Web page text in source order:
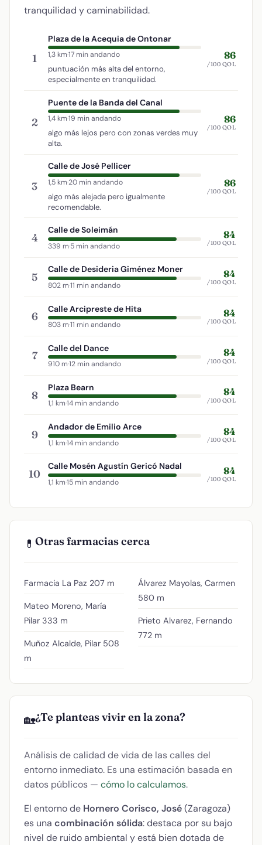
tranquilidad y caminabilidad.
1
Plaza de la Acequia de Ontonar
1,3 km·17 min andando
puntuación más alta del entorno,
especialmente en tranquilidad.
86
/100 QOL
2
Puente de la Banda del Canal
1,4 km·19 min andando
algo más lejos pero con zonas verdes muy
alta.
86
/100 QOL
3
Calle de José Pellicer
1,5 km·20 min andando
algo más alejada pero igualmente
recomendable.
86
/100 QOL
4
Calle de Soleimán
339 m·5 min andando
84
/100 QOL
5
Calle de Desideria Giménez Moner
802 m·11 min andando
84
/100 QOL
6
Calle Arcipreste de Hita
803 m·11 min andando
84
/100 QOL
7
Calle del Dance
910 m·12 min andando
84
/100 QOL
8
Plaza Bearn
1,1 km·14 min andando
84
/100 QOL
9
Andador de Emilio Arce
1,1 km·14 min andando
84
/100 QOL
10
Calle Mosén Agustín Gericó Nadal
1,1 km·15 min andando
84
/100 QOL
💊 Otras farmacias cerca
Farmacia La Paz 207 m
Mateo Moreno, María
Pilar 333 m
Muñoz Alcalde, Pilar 508
m
Álvarez Mayolas, Carmen
580 m
Prieto Alvarez, Fernando
772 m
🏡¿Te planteas vivir en la zona?
Análisis de calidad de vida de las calles del
entorno inmediato. Es una estimación basada en
datos públicos — cómo lo calculamos.
El entorno de Hornero Corisco, José(Zaragoza)
es una combinación sólida: destaca por su bajo
nivel de ruido ambiental y está bien dotada de